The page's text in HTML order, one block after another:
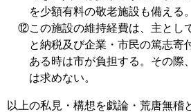
を少額有料の敬老施設も備える。
⑫この施設の維持経費は、主とし
と納税及び企業・市民の篤志寄
ある時は市が負担する。その際
は求めない。
以上の私見・構想を戯論・荒唐無稽